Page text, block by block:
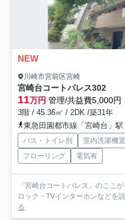
NEW
川崎市宮前区宮崎
宮崎台コートパレス302
11万円 管理/共益費5,000円
3階 / 45.36㎡ / 2DK /築31年
東急田園都市線「宮崎台」
バス・トイレ別 室内洗濯機
フローリング
電気有
「宮崎台コートパレス」のここ
ロック・TVインターホンなどを
る